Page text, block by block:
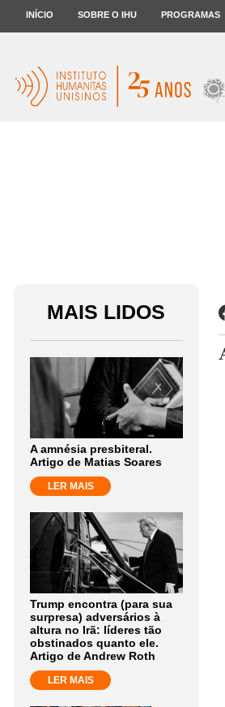
INÍCIO SOBRE O IHU PROGRAMAS
MAIS LIDOS
A amnésia presbiteral.
Artigo de Matias Soares
LER MAIS
Trump encontra (para sua
surpresa) adversários à
altura no Irã: líderes tão
obstinados quanto ele.
Artigo de Andrew Roth
LER MAIS